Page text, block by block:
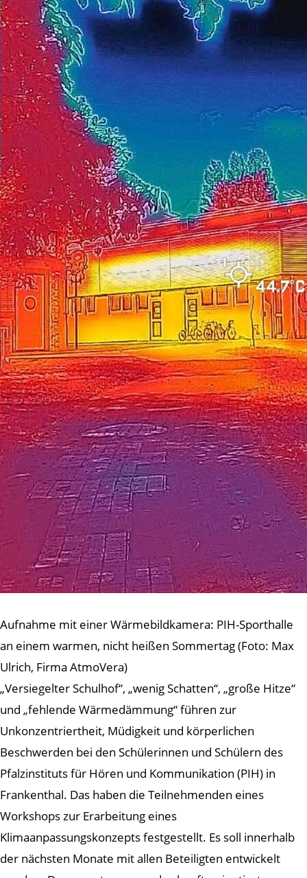
Aufnahme mit einer Wärmebildkamera: PIH-Sporthalle
an einem warmen, nicht heißen Sommertag (Foto: Max
Ulrich, Firma AtmoVera)
„Versiegelter Schulhof“, „wenig Schatten“, „große Hitze“
und „fehlende Wärmedämmung“ führen zur
Unkonzentriertheit, Müdigkeit und körperlichen
Beschwerden bei den Schülerinnen und Schülern des
Pfalzinstituts für Hören und Kommunikation (PIH) in
Frankenthal. Das haben die Teilnehmenden eines
Workshops zur Erarbeitung eines
Klimaanpassungskonzepts festgestellt. Es soll innerhalb
der nächsten Monate mit allen Beteiligten entwickelt